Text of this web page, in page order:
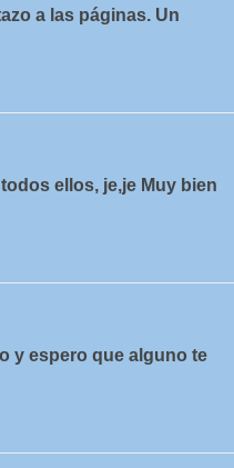
a las páginas. Un
ellos, je,je Muy bien
y espero que alguno te